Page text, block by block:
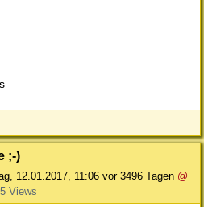
;-)
12.01.2017, 11:06 vor 3496 Tagen @
Views